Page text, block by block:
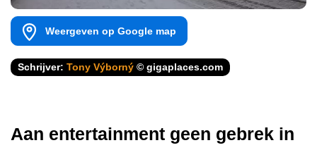
Weergeven op Google map
Schrijver: Tony Výborný © gigaplaces.com
Aan entertainment geen gebrek in